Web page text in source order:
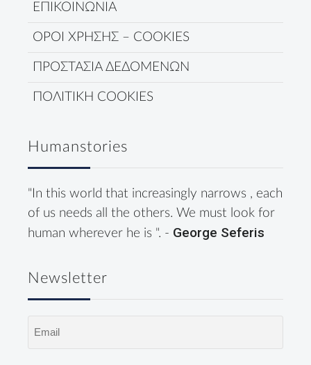
ΕΠΙΚΟΙΝΩΝΙΑ
ΟΡΟΙ ΧΡΗΣΗΣ – COOKIES
ΠΡΟΣΤΑΣΙΑ ΔΕΔΟΜΕΝΩΝ
ΠΟΛΙΤΙΚΗ COOKIES
Humanstories
"In this world that increasingly narrows , each
of us needs all the others. We must look for
human wherever he is ". - George Seferis
Newsletter